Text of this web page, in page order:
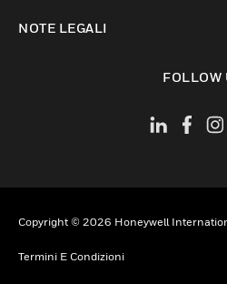
NOTE LEGALI
FOLLOW
Copyright © 2026 Honeywell
Termini E Condizioni